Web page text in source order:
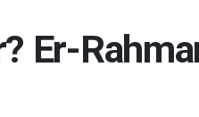
Er-